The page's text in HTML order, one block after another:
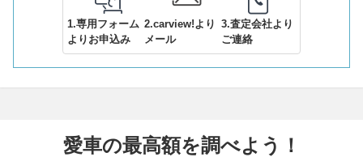
1.専用フォーム
よりお申込み
2.carview!より
メール
3.査定会社より
ご連絡
愛車の最高額を調べよう！